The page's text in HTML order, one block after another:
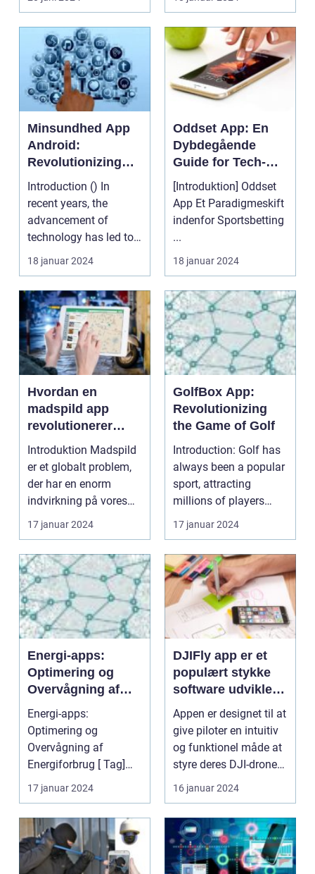
Minsundhed App
Android:
Revolutionizing
Personal Health
Management
Introduction () In
recent years, the
advancement of
technology has led to
the development of
numerou...
18 januar 2024
Oddset App: En
Dybdegående
Guide for Tech-
entusiaster
[Introduktion] Oddset
App Et Paradigmeskift
indenfor Sportsbetting
...
18 januar 2024
Hvordan en
madspild app
revolutionerer
vores forhold til
mad
Introduktion Madspild
er et globalt problem,
der har en enorm
indvirkning på vores
miljø og økonomi...
17 januar 2024
GolfBox App:
Revolutionizing
the Game of Golf
Introduction: Golf has
always been a popular
sport, attracting
millions of players
worldwide. As the...
17 januar 2024
Energi-apps:
Optimering og
Overvågning af
Energiforbrug [
Tag]
Energi-apps:
Optimering og
Overvågning af
Energiforbrug [ Tag]
Introduktion til energi
apps [H2 Tag...
17 januar 2024
DJIFly app er et
populært stykke
software udviklet
af DJI, verdens
førende producent
af droner til
forbrugere og
professionelle
Appen er designet til at
give piloter en intuitiv
og funktionel måde at
styre deres DJI-drone
på, sa...
16 januar 2024